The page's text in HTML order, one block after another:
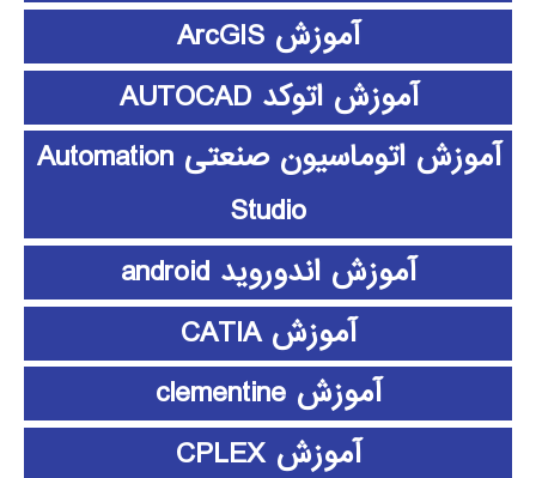
آموزش ArcGIS
آموزش اتوکد AUTOCAD
آموزش اتوماسیون صنعتی Automation
Studio
آموزش اندوروید android
آموزش CATIA
آموزش clementine
آموزش CPLEX